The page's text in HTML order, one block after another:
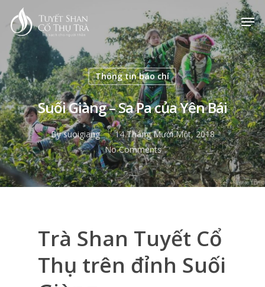
Hit enter to search or ESC to close
Thông tin báo chí
Suối Giàng – Sa Pa của Yên Bái
Bysuoigiang
14 Tháng Mười Một, 2018
No Comments
Trà Shan Tuyết Cổ
Thụ trên đỉnh Suối